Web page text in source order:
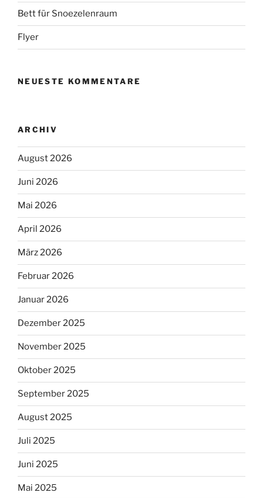
Bett für Snoezelenraum
Flyer
NEUESTE KOMMENTARE
ARCHIV
August 2026
Juni 2026
Mai 2026
April 2026
März 2026
Februar 2026
Januar 2026
Dezember 2025
November 2025
Oktober 2025
September 2025
August 2025
Juli 2025
Juni 2025
Mai 2025